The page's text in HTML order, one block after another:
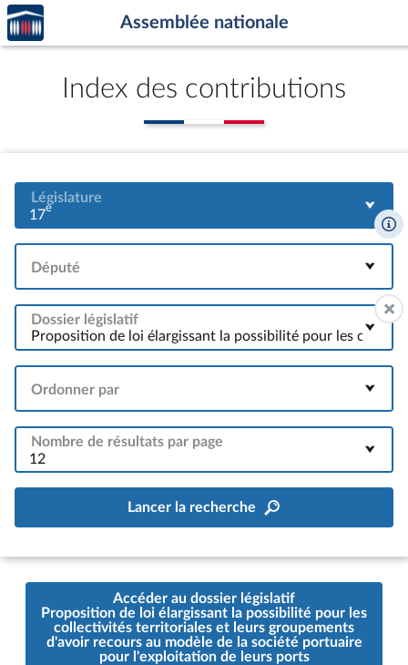
Aller au contenu
Aller en bas de la page
Accèder
à la
page
Assemblée nationale
Index des contributions
Législature
17e
Député
Dossier législatif
Ordonner par
Nombre de résultats par page
12
Lancer la recherche
Accéder au dossier législatif
Proposition de loi élargissant la possibilité pour les
collectivités territoriales et leurs groupements
d'avoir recours au modèle de la société portuaire
pour l'exploitation de leurs ports